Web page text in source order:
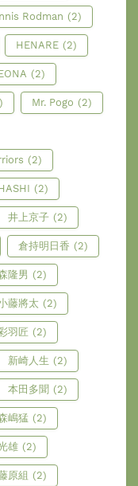
Rodman (2)
HENARE (2)
(2)
Mr. Pogo (2)
(2)
(2)
井上京子 (2)
倉持明日香 (2)
隆男 (2)
藤將太 (2)
羽匠 (2)
新崎人生 (2)
本田多聞 (2)
嶋猛 (2)
雄 (2)
原組 (2)